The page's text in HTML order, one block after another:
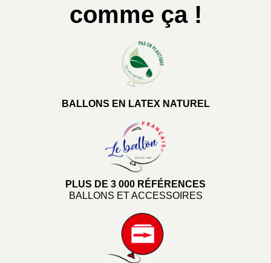
comme ça !
BALLONS EN LATEX NATUREL
PLUS DE 3 000 RÉFÉRENCES
BALLONS ET ACCESSOIRES